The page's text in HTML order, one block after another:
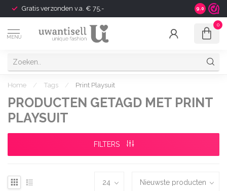
Gratis verzonden v.a. € 75,- Shipping
9.0
MENU
0
Home / Tags / Print Playsuit
PRODUCTEN GETAGD MET PRINT
PLAYSUIT
FILTERS